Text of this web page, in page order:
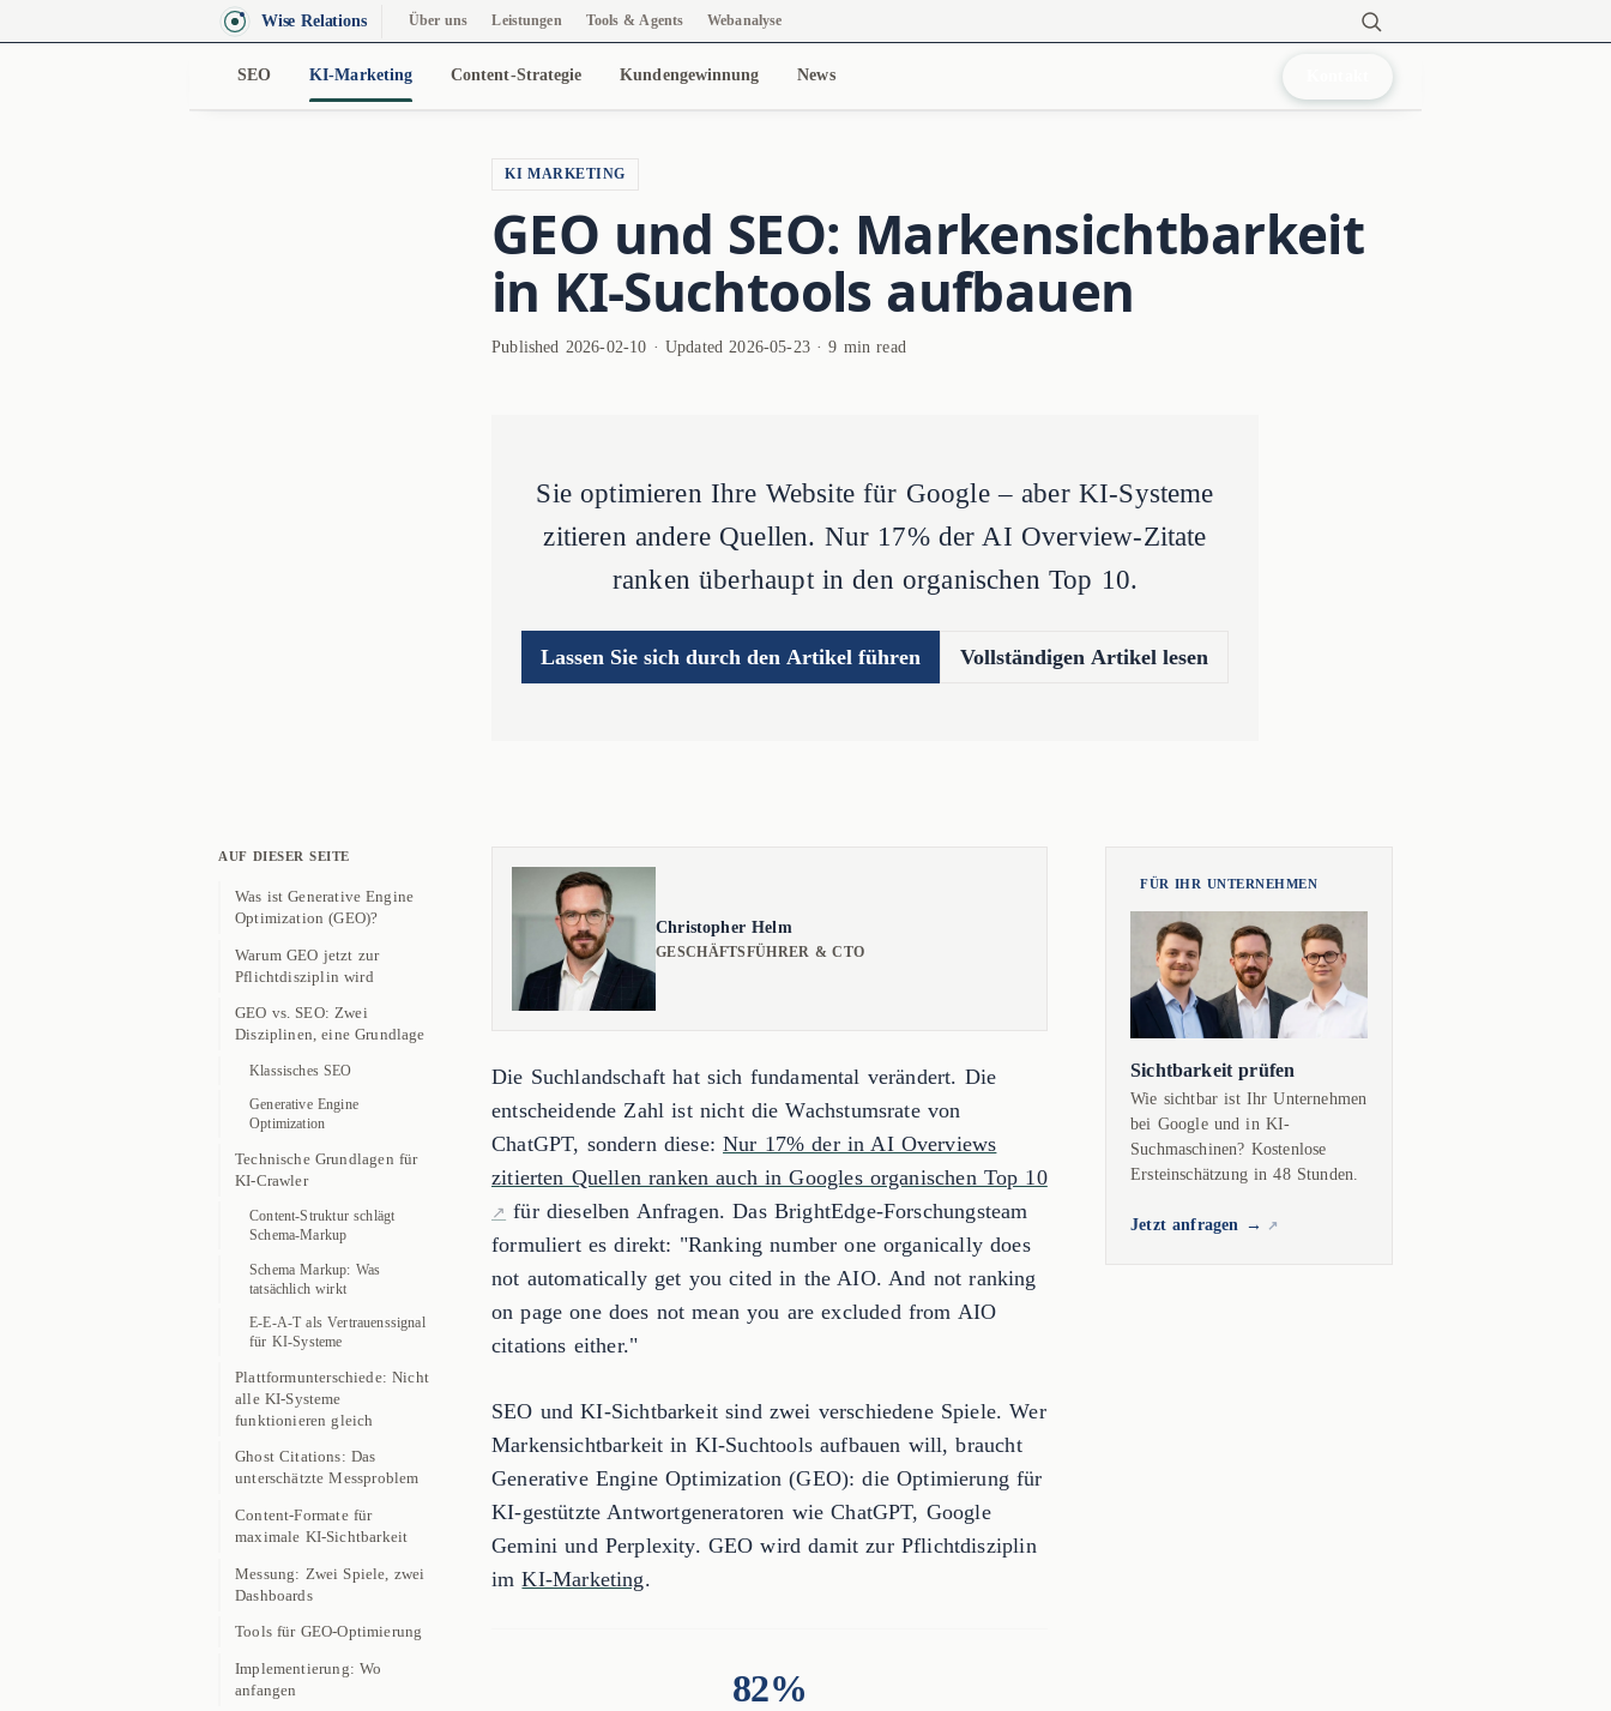
Wise Relations Über uns Leistungen Tools & Agents Webanalyse
SEO KI-Marketing Content-Strategie Kundengewinnung News
KI MARKETING
GEO und SEO: Markensichtbarkeit
in KI-Suchtools aufbauen
Published 2026-02-10 · Updated 2026-05-23 · 9 min read
Sie optimieren Ihre Website für Google – aber KI-Systeme
zitieren andere Quellen. Nur 17% der AI Overview-Zitate
ranken überhaupt in den organischen Top 10.
Lassen Sie sich durch den Artikel führen Vollständigen Artikel lesen
AUF DIESER SEITE
Was ist Generative Engine
Optimization (GEO)?
Warum GEO jetzt zur
Pflichtdisziplin wird
GEO vs. SEO: Zwei
Disziplinen, eine Grundlage
Klassisches SEO
Generative Engine
Optimization
Technische Grundlagen für
KI-Crawler
Content-Struktur schlägt
Schema-Markup
Schema Markup: Was
tatsächlich wirkt
E-E-A-T als Vertrauenssignal
für KI-Systeme
Plattformunterschiede: Nicht
alle KI-Systeme
funktionieren gleich
Ghost Citations: Das
unterschätzte Messproblem
Content-Formate für
maximale KI-Sichtbarkeit
Messung: Zwei Spiele, zwei
Dashboards
Tools für GEO-Optimierung
Implementierung: Wo
anfangen
Christopher Helm
GESCHÄFTSFÜHRER & CTO
Die Suchlandschaft hat sich fundamental verändert. Die
entscheidende Zahl ist nicht die Wachstumsrate von
ChatGPT, sondern diese:Nur 17% der in AI Overviews
zitierten Quellen ranken auch in Googles organischen Top 10
für dieselben Anfragen. Das BrightEdge-Forschungsteam
formuliert es direkt: "Ranking number one organically does
not automatically get you cited in the AIO. And not ranking
on page one does not mean you are excluded from AIO
citations either."
SEO und KI-Sichtbarkeit sind zwei verschiedene Spiele. Wer
Markensichtbarkeit in KI-Suchtools aufbauen will, braucht
Generative Engine Optimization (GEO): die Optimierung für
KI-gestützte Antwortgeneratoren wie ChatGPT, Google
Gemini und Perplexity. GEO wird damit zur Pflichtdisziplin
imKI-Marketing.
82%
FÜR IHR UNTERNEHMEN
Sichtbarkeit prüfen
Wie sichtbar ist Ihr Unternehmen
bei Google und in KI-
Suchmaschinen? Kostenlose
Ersteinschätzung in 48 Stunden.
Jetzt anfragen →